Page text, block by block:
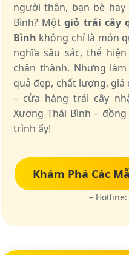
người thân, bạn bè
Bình? Mộtgiỏ trái cây
Bình không chỉ là món
nghĩa sâu sắc, thể
chân thành. Nhưng
quả đẹp, chất lượng, giá
– cửa hàng trái cây
Xương Thái Bình –
trình ấy!
Khám Phá Các
– Hotline: